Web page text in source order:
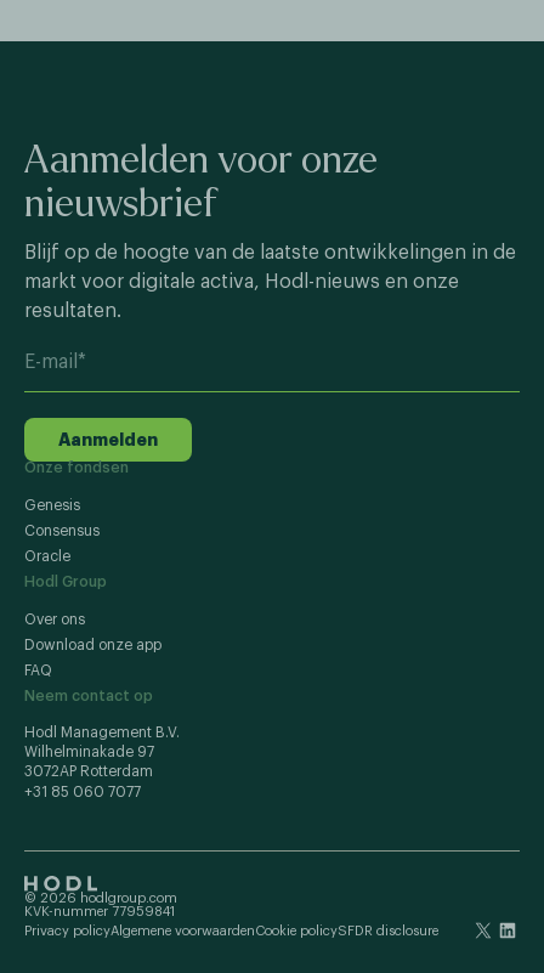
Aanmelden voor onze
nieuwsbrief
Blijf op de hoogte van de laatste ontwikkelingen in de
markt voor digitale activa, Hodl-nieuws en onze
resultaten.
Aanmelden
Onze fondsen
Genesis
Consensus
Oracle
Hodl Group
Over ons
Download onze app
FAQ
Neem contact op
Hodl Management B.V.
Wilhelminakade 97
3072AP Rotterdam
+31 85 060 7077
© 2026 hodlgroup.com
KVK-nummer 77959841
Privacy policyAlgemene voorwaardenCookie policySFDR disclosure